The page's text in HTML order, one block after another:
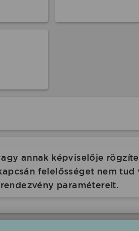
annak képviselője
felelősséget nem
paramétereit.